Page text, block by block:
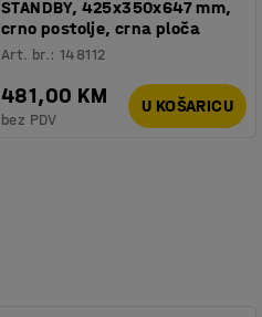
STANDBY, 425x350x647 mm,
crno postolje, crna ploča
Art. br.:148112
481,00 KM
bez PDV
U KOŠARICU